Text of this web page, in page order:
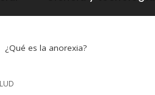
¿Qué es la anorexia?